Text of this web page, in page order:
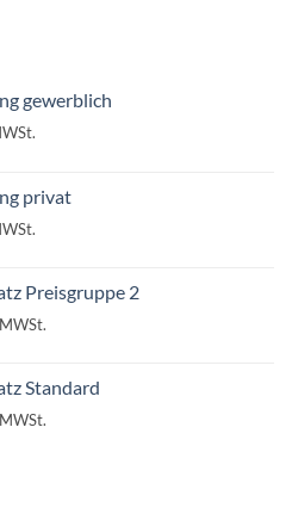
gewerblich
privat
Preisgruppe 2
Standard